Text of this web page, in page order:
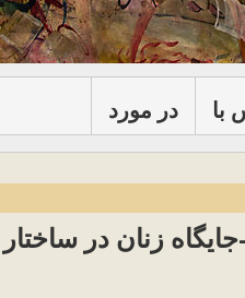
در مورد با
زنان در